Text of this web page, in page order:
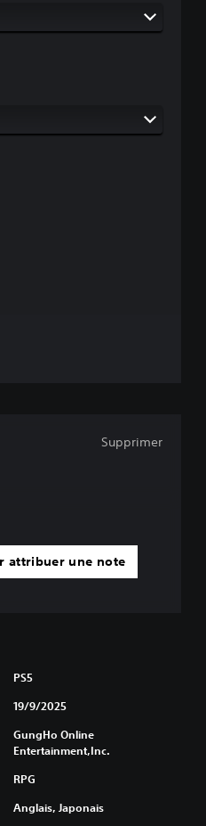
attribuer une note
Supprimer
PS5
19/9/2025
GungHo Online
Entertainment,Inc.
RPG
Anglais, Japonais